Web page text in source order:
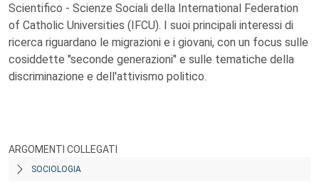
Scientifico - Scienze Sociali della International Federation
of Catholic Universities (IFCU). I suoi principali interessi di
ricerca riguardano le migrazioni e i giovani, con un focus sulle
cosiddette "seconde generazioni" e sulle tematiche della
discriminazione e dell'attivismo politico.
ARGOMENTI COLLEGATI
SOCIOLOGIA